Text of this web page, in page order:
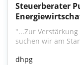
Steuerberater
"...Zur
suchen wir am
dhpg